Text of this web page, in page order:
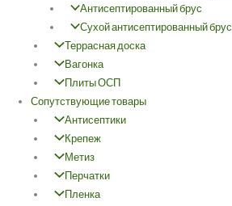
Антисептированный брус
Сухой антисептированный брус
Террасная доска
Вагонка
Плиты ОСП
Сопутствующие товары
Антисептики
Крепеж
Метиз
Перчатки
Пленка